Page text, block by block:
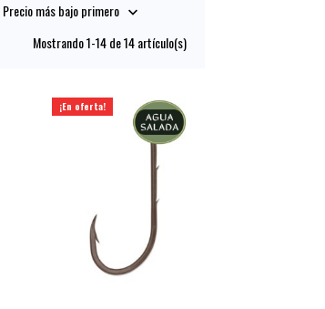
Precio más bajo primero 
Mostrando 1-14 de 14 artículo(s)
¡En oferta!